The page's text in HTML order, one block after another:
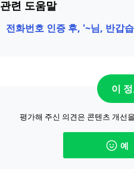
관련 도움말
전화번호 인증 후, '~님, 반갑
이
평가해 주신 의견은 콘텐츠 개선
예